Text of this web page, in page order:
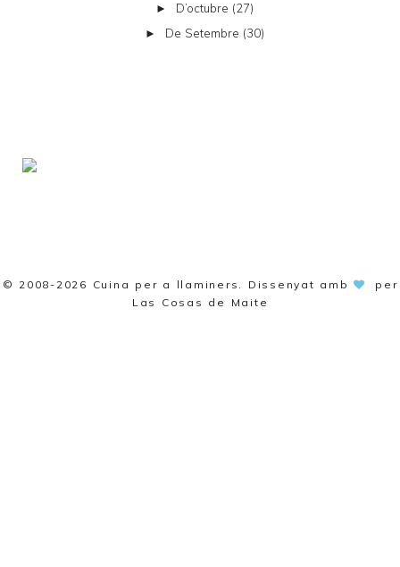
► D’octubre (27)
► De Setembre (30)
© 2008-2026 Cuina per a llaminers . Dissenyat amb
per
Las Cosas de Maite